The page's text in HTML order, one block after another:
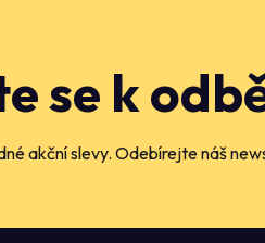
se k
akční slevy. Odebírejte náš